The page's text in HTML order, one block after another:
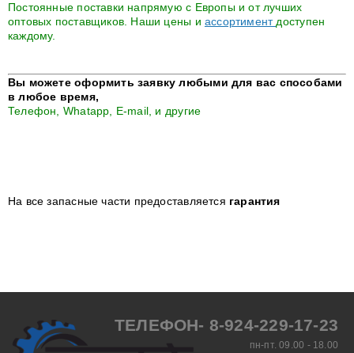
Постоянные поставки напрямую с Европы и от лучших
оптовых поставщиков. Наши цены и ассортимент доступен
каждому.
Вы можете оформить заявку любыми для вас способами
в любое время,
Телефон, Whatapp, E-mail, и другие
На все запасные части предоставляется гарантия
ТЕЛЕФОН- 8-924-229-17-23
пн-пт. 09.00 - 18.00